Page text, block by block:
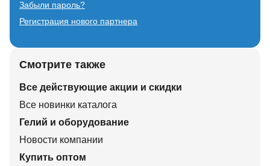
Забыли пароль?
Регистрация нового партнера
Смотрите также
Все действующие акции и скидки
Все новинки каталога
Гелий и оборудование
Новости компании
Купить оптом